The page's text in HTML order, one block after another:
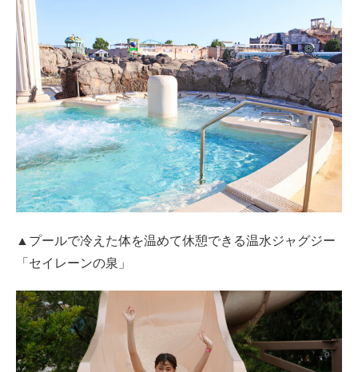
▲プールで冷えた体を温めて休憩できる温水ジャグジー
「セイレーンの泉」